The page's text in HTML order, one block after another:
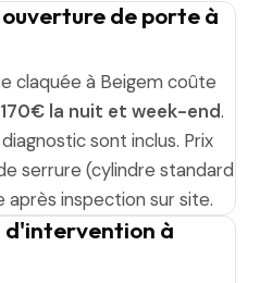
de porte à
claquée à Beigem coûte
la nuit et week-end.
sont inclus. Prix
serrure (cylindre standard
après inspection sur site.
d'intervention à